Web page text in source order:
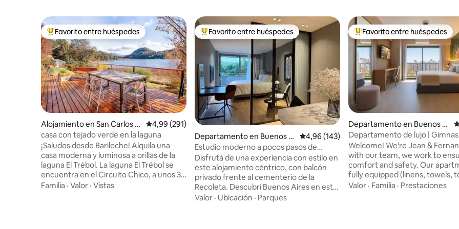
Favorito entre los huéspedes más destacados
Favorito entre huéspedes
Alojamiento en San Carlos d
e Bariloche
Calificación promedio: 4,99 de 5. 291 evaluaciones
4,99 (291)
casa con tejado verde en la laguna
¡Saludos desde Bariloche! Alquila una
casa moderna y luminosa a orillas de la
laguna El Trébol. La laguna El Trébol se
encuentra en el Circuito Chico, a unos 30
minutos en coche del centro de
Familia · Valor · Vistas
Favorito entre los huéspedes más destacados
Favorito entre huéspedes
Departamento en Buenos Ai
res
Calificación promedio: 4,96 de 5. 143
4,96 (143)
Estudio moderno a pocos pasos de
parques y cultura
Disfrutá de una experiencia con estilo en
este alojamiento céntrico, con balcón
privado frente al cementerio de la
Recoleta. Descubrí Buenos Aires en este
espacio acogedor y de carácter único.
Valor · Ubicación · Parques
Favorito entre los huéspedes
Favorito entre huéspedes
Departamento en Buenos Ai
res
Departamento de lujo |
cowork | Centro de BA
Welcome! We’re Jean &
with our team, we work to
comfort and safety. Our apartments are
fully equipped (linens, towels,
etc). We have prime locations in Palermo,
Valor · Familia · Prestaciones